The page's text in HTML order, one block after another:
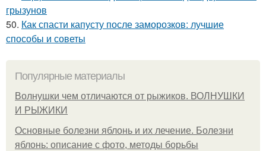
грызунов
50. Как спасти капусту после заморозков: лучшие
способы и советы
Популярные материалы
Волнушки чем отличаются от рыжиков. ВОЛНУШКИ
И РЫЖИКИ
Основные болезни яблонь и их лечение. Болезни
яблонь: описание с фото, методы борьбы